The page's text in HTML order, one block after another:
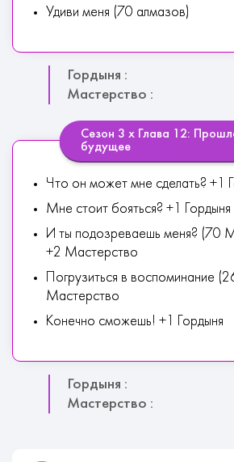
Удиви меня (70 алмазов)
Гордыня :
Мастерство :
Сезон 3 х Глава 12:
будущее
Что он может мне сделать? +1
Мне стоит бояться? +1 Гордыня
И ты подозреваешь меня? (70
+2 Мастерство
Погрузиться в воспоминание
Мастерство
Конечно сможешь! +1 Гордыня
Гордыня :
Мастерство :